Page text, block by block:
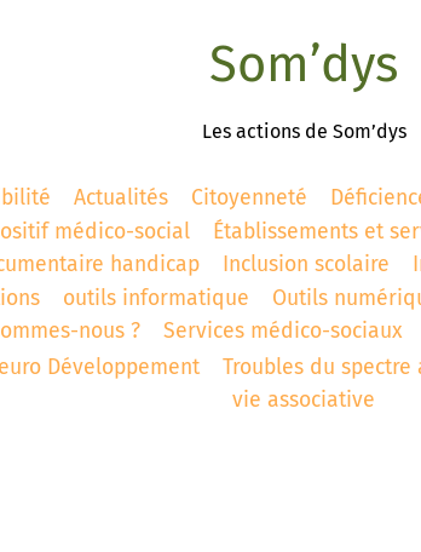
Som’dys
Les actions de Som’dys
Actualités Citoyenneté
médico-social
Établissements et
handicap
Inclusion scolaire
outils informatique Outils
nous ?
Services médico-sociaux
Développement
Troubles du
vie associative